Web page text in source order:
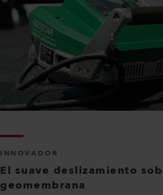
INNOVADOR
El suave deslizamiento
geomembrana